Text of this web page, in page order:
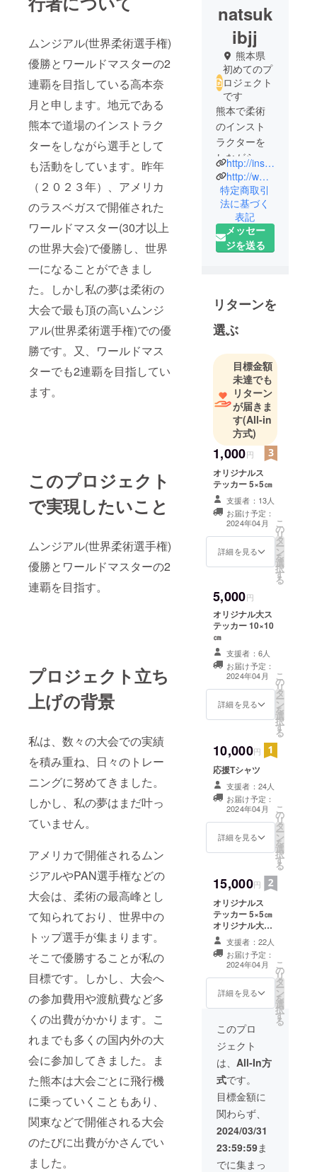
ムンジアル(世界柔術選手権)
優勝とワールドマスターの2
連覇を目指している高本奈
月と申します。地元である
熊本で道場のインストラク
ターをしながら選手として
も活動をしています。昨年
（２０２３年）、アメリカ
のラスベガスで開催された
ワールドマスター(30才以上
の世界大会)で優勝し、世界
一になることができまし
た。しかし私の夢は柔術の
大会で最も頂の高いムンジ
アル(世界柔術選手権)での優
勝です。又、ワールドマス
ターでも2連覇を目指してい
ます。
このプロジェクト
で実現したいこと
ムンジアル(世界柔術選手権)
優勝とワールドマスターの2
連覇を目指す。
プロジェクト立ち
上げの背景
私は、数々の大会での実績
を積み重ね、日々のトレー
ニングに努めてきました。
しかし、私の夢はまだ叶っ
ていません。
アメリカで開催されるムン
ジアルやPAN選手権などの
大会は、柔術の最高峰とし
て知られており、世界中の
トップ選手が集まります。
そこで優勝することが私の
目標です。しかし、大会へ
の参加費用や渡航費など多
くの出費がかかります。こ
れまでも多くの国内外の大
会に参加してきました。ま
た熊本は大会ごとに飛行機
に乗っていくこともあり、
関東などで開催される大会
のたびに出費がかさんでい
ました。
natsuk
ibjj
熊本県
初めてのプ
ロジェクト
です
熊本で柔術
のインスト
ラクターを
しながら選
手としても
活動してい
ます。
http://instagram.com/natsukibjj
http://www.youtube.com/c/tatorubjj
特定商取引
法に基づく
表記
メッセー
ジを送る
リターンを
選ぶ
目標金額
未達でも
リターン
が届きま
す(All-in
方式)
1,000円
オリジナルス
テッカー 5×5㎝
支援者：13人
お届け予定：
2024年04月
詳細を見る
こ
の
リ
タ
ー
ン
を
選
択
す
る
5,000円
オリジナル大ス
テッカー 10×10
㎝
支援者：6人
お届け予定：
2024年04月
詳細を見る
こ
の
リ
タ
ー
ン
を
選
択
す
る
10,000円
応援Tシャツ
支援者：24人
お届け予定：
2024年04月
詳細を見る
こ
の
リ
タ
ー
ン
を
選
択
す
る
15,000円
オリジナルス
テッカー 5×5㎝
オリジナル大ス
テッカー 10×10
㎝ 応援Tシャツ
支援者：22人
お届け予定：
2024年04月
詳細を見る
こ
の
リ
タ
ー
ン
を
選
択
す
る
このプロ
ジェクト
は、 All-In方
式です。
目標金額に
関わらず、
2024/03/31
23:59:59ま
でに集まっ